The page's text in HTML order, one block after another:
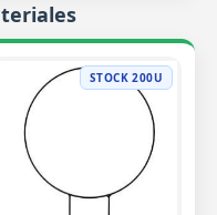
STOCK 200U